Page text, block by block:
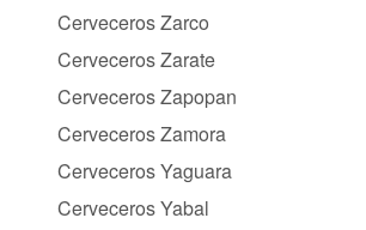
Cerveceros Zarco
Cerveceros Zarate
Cerveceros Zapopan
Cerveceros Zamora
Cerveceros Yaguara
Cerveceros Yabal